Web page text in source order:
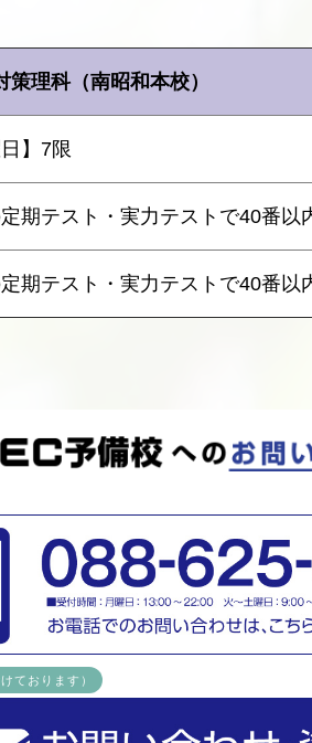
理科（南昭和本校）
日】7限
期テスト・実力テストで40番以
期テスト・実力テストで40番以
ております）